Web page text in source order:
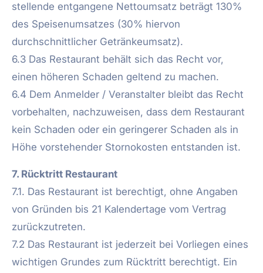
stellende entgangene Nettoumsatz beträgt 130%
des Speisenumsatzes (30% hiervon
durchschnittlicher Getränkeumsatz).
6.3 Das Restaurant behält sich das Recht vor,
einen höheren Schaden geltend zu machen.
6.4 Dem Anmelder / Veranstalter bleibt das Recht
vorbehalten, nachzuweisen, dass dem Restaurant
kein Schaden oder ein geringerer Schaden als in
Höhe vorstehender Stornokosten entstanden ist.
7. Rücktritt Restaurant
7.1. Das Restaurant ist berechtigt, ohne Angaben
von Gründen bis 21 Kalendertage vom Vertrag
zurückzutreten.
7.2 Das Restaurant ist jederzeit bei Vorliegen eines
wichtigen Grundes zum Rücktritt berechtigt. Ein